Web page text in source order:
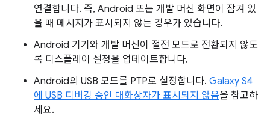
연결합니다. 즉, Android 또는 개발 머신 화면이 잠겨 있
을 때 메시지가 표시되지 않는 경우가 있습니다.
Android 기기와 개발 머신이 절전 모드로 전환되지 않도
록 디스플레이 설정을 업데이트합니다.
Android의 USB 모드를 PTP로 설정합니다. Galaxy S4
에 USB 디버깅 승인 대화상자가 표시되지 않음을 참고하
세요.